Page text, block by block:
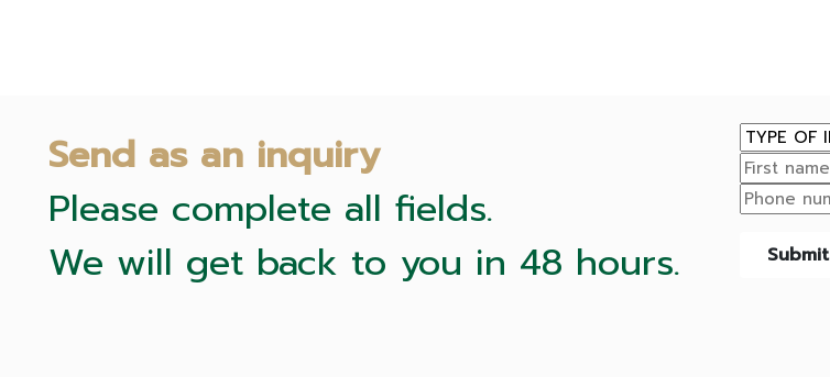
Send as an inquiry
Please complete all fields.
We will get back to you in 48 hours.
Submit